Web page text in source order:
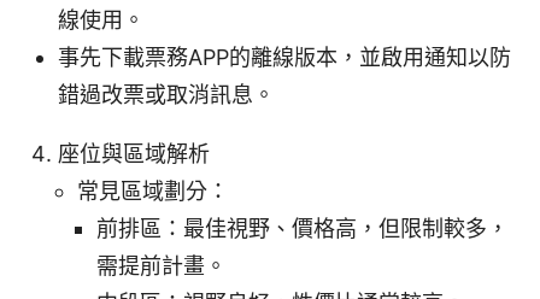
線使用。
事先下載票務APP的離線版本，並啟用通知以防
錯過改票或取消訊息。
座位與區域解析
常見區域劃分：
前排區：最佳視野、價格高，但限制較多，
需提前計畫。